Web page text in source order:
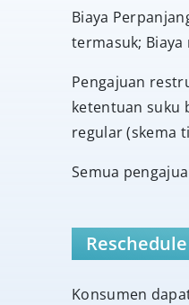
Biaya
termasuk;
Pengajuan
ketentuan suku
regular (skema
Semua
Konsumen